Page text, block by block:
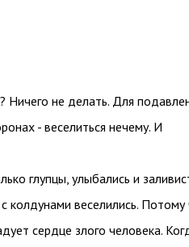
Ничего не делать. Для
- веселиться нечему. И
глупцы, улыбались и
колдунами веселились. Потому
сердце злого человека.